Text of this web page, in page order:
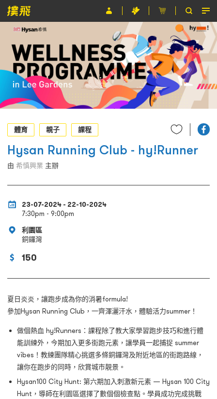
主辦單位
關於撲飛
條款及細則
EN
體育
親子 課程
Hysan Running Club - hy!Runner
由 希慎興業 主辦
23-07-2024 - 22-10-2024
7:30pm - 9:00pm
利園區
銅鑼灣
150
夏日炎炎，讓跑步成為你的消暑formula!
參加Hysan Running Club ，一齊渾灑汗水，體驗活力summer ！
做個熱血 hy!Runners：課程除了教大家學習跑步技巧和進行體
能訓練外，今期加入更多街跑元素，讓學員一起捕捉 summer
vibes！教練團隊精心挑選多條銅鑼灣及附近地區的街跑路線，
讓你在跑步的同時，欣賞城市靚景。
Hysan100 City Hunt: 第六期加入刺激新元素 — Hysan 100 City
Hunt，導師在利園區選擇了數個個檢查點。學員成功完成挑戰